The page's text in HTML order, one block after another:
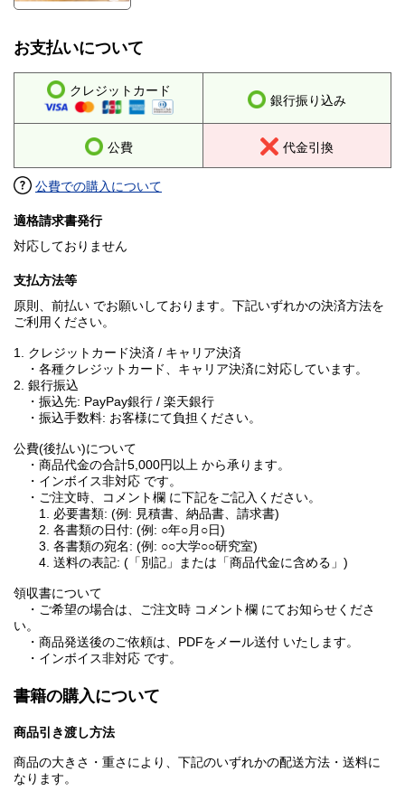
お支払いについて
クレジットカード
銀行振り込み
公費 代金引換
公費での購入について
適格請求書発行
対応しておりません
支払方法等
原則、前払い でお願いしております。下記いずれかの決済方法を
ご利用ください。
1. クレジットカード決済 / キャリア決済
・各種クレジットカード、キャリア決済に対応しています。
2. 銀行振込
・振込先: PayPay銀行 / 楽天銀行
・振込手数料: お客様にて負担ください。
公費(後払い)について
・商品代金の合計5,000円以上 から承ります。
・インボイス非対応 です。
・ご注文時、コメント欄 に下記をご記入ください。
1. 必要書類: (例: 見積書、納品書、請求書)
2. 各書類の日付: (例: ○年○月○日)
3. 各書類の宛名: (例: ○○大学○○研究室)
4. 送料の表記: (「別記」または「商品代金に含める」)
領収書について
・ご希望の場合は、ご注文時 コメント欄 にてお知らせくださ
い。
・商品発送後のご依頼は、PDFをメール送付 いたします。
・インボイス非対応 です。
書籍の購入について
商品引き渡し方法
商品の大きさ・重さにより、下記のいずれかの配送方法・送料に
なります。